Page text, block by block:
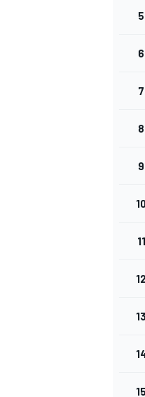
5
6
7
8
9
11
12
13
15